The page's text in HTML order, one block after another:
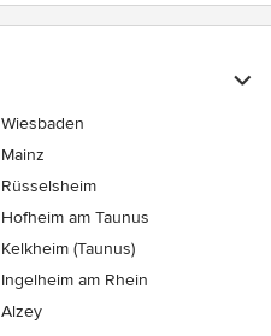
Wiesbaden
Mainz
Rüsselsheim
Hofheim am Taunus
Kelkheim (Taunus)
Ingelheim am Rhein
Alzey